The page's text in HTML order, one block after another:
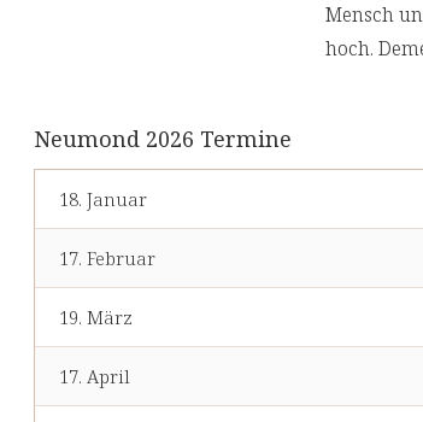
Mensch
hoch.
Neumond 2026 Termine
18. Januar
17. Februar
19. März
17. April